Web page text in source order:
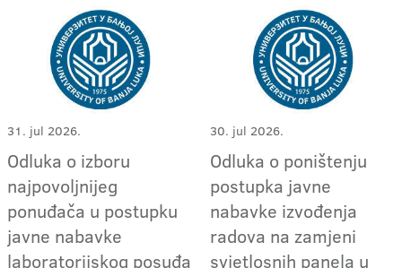
31. jul 2026.
Odluka o izboru
najpovoljnijeg
ponuđača u postupku
javne nabavke
laboratorijskog posuđa
30. jul 2026.
Odluka o poništenju
postupka javne
nabavke izvođenja
radova na zamjeni
svjetlosnih panela u